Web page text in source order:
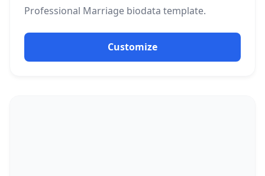
Professional Marriage biodata template.
Customize